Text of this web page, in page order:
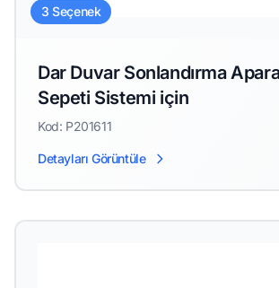
3 Seçenek
Dar Duvar Sonlandırma
Sepeti Sistemi için
Kod: P201611
Detayları Görüntüle